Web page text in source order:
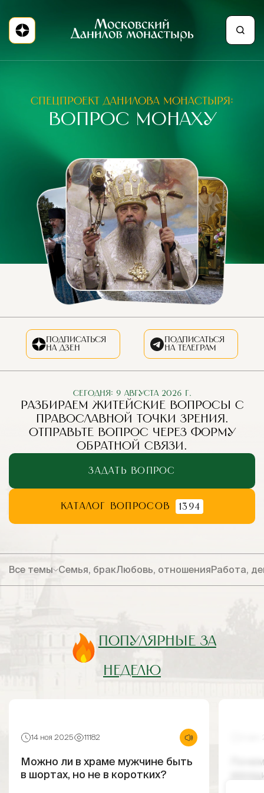
СПЕЦПРОЕКТ ДАНИЛОВА МОНАСТЫРЯ:
ВОПРОС МОНАХУ
ПОДПИСАТЬСЯ
НА ДЗЕН
ПОДПИСАТЬСЯ
НА ТЕЛЕГРАМ
Сегодня: 9 августа 2026 г.
РАЗБИРАЕМ ЖИТЕЙСКИЕ ВОПРОСЫ С
ПРАВОСЛАВНОЙ ТОЧКИ ЗРЕНИЯ.
ОТПРАВЬТЕ ВОПРОС ЧЕРЕЗ ФОРМУ
ОБРАТНОЙ СВЯЗИ.
ЗАДАТЬ ВОПРОС
КАТАЛОГ ВОПРОСОВ 1394
Все темы Семья, бракЛюбовь, отношенияРабота,
ПОПУЛЯРНЫЕ ЗА
НЕДЕЛЮ
14 ноя 2025 11182
Можно ли в храме мужчине быть
в шортах, но не в коротких?